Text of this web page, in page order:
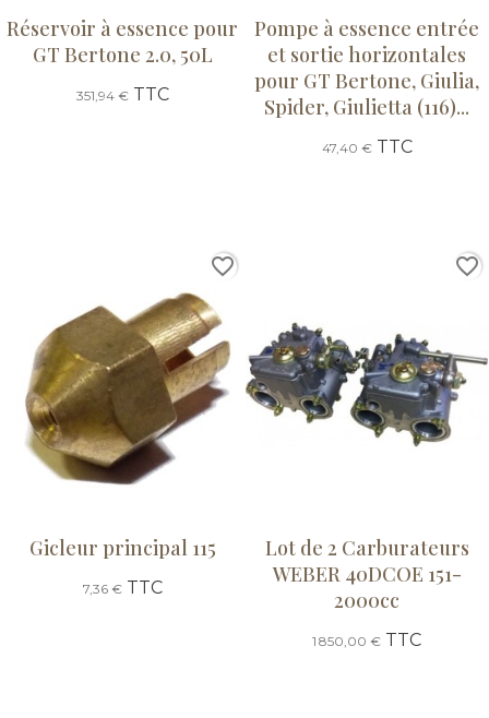
Réservoir à essence pour
GT Bertone 2.0, 50L
351,94 €TTC
Pompe à essence entrée
et sortie horizontales
pour GT Bertone, Giulia,
Spider, Giulietta (116)...
47,40 €TTC
Gicleur principal 115
7,36 €TTC
favorite_border
Lot de 2 Carburateurs
WEBER 40DCOE 151-
2000cc
1 850,00 € TTC
favorite_border